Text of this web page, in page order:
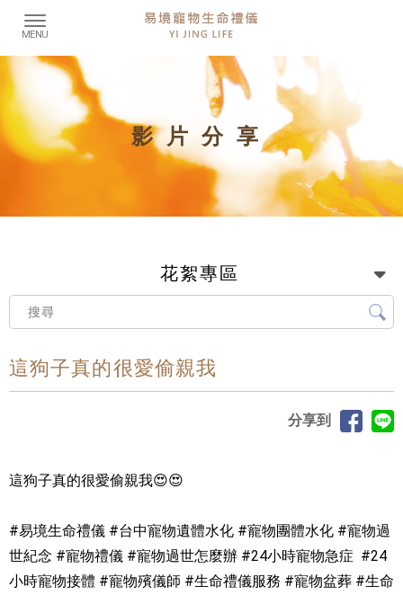
影片分享
花絮專區
這狗子真的很愛偷親我
分享到
這狗子真的很愛偷親我😍😍
#易境生命禮儀 #台中寵物遺體水化 #寵物團體水化 #寵物過
世紀念 #寵物禮儀 #寵物過世怎麼辦 #24小時寵物急症 #24
小時寵物接體 #寵物殯儀師 #生命禮儀服務 #寵物盆葬 #生命